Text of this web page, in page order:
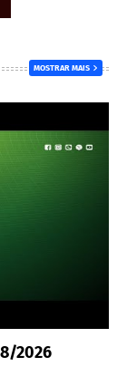
MOSTRAR MAIS
2026